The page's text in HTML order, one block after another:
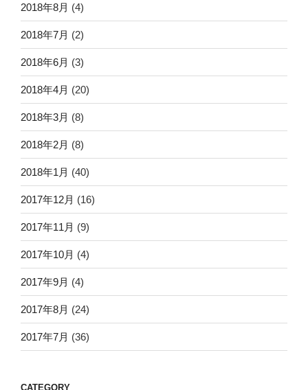
2018年8月 (4)
2018年7月 (2)
2018年6月 (3)
2018年4月 (20)
2018年3月 (8)
2018年2月 (8)
2018年1月 (40)
2017年12月 (16)
2017年11月 (9)
2017年10月 (4)
2017年9月 (4)
2017年8月 (24)
2017年7月 (36)
CATEGORY